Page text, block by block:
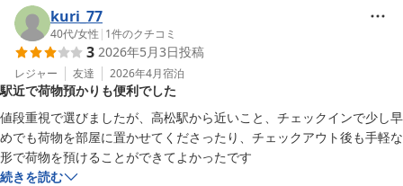
kuri_77
40代/女性 | 1件のクチコミ
3 2026年5月3日投稿
レジャー 友達 2026年4月宿泊
駅近で荷物預かりも便利でした
値段重視で選びましたが、高松駅から近いこと、チェックインで少し早
めでも荷物を部屋に置かせてくださったり、チェックアウト後も手軽な
形で荷物を預けることができてよかったです
続きを読む